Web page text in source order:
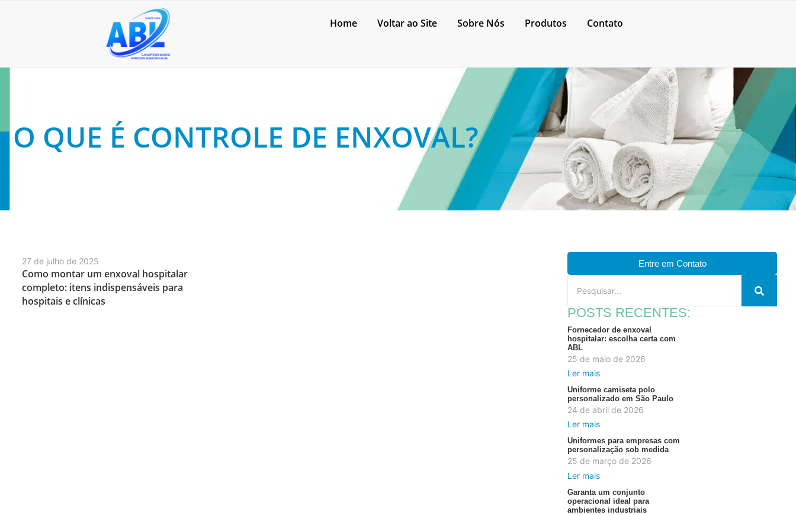
Home Voltar ao Site Sobre Nós Produtos Contato
O QUE É CONTROLE DE ENXOVAL?
27 de julho de 2025
Como montar um enxoval hospitalar
completo: itens indispensáveis para
hospitais e clínicas
Entre em Contato
POSTS RECENTES:
Fornecedor de enxoval
hospitalar: escolha certa com
ABL
25 de maio de 2026
Ler mais
Uniforme camiseta polo
personalizado em São Paulo
24 de abril de 2026
Ler mais
Uniformes para empresas com
personalização sob medida
25 de março de 2026
Ler mais
Garanta um conjunto
operacional ideal para
ambientes industriais